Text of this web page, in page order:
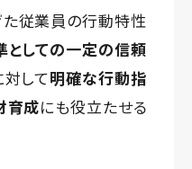
従業員の行動特性
としての一定の信頼
して明確な行動指
育成にも役立たせる